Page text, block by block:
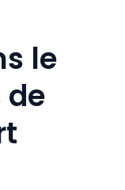
le
de